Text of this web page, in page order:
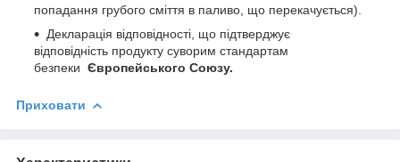
попадання грубого сміття в паливо, що перекачується).
Декларація відповідності, що підтверджує
відповідність продукту суворим стандартам
безпеки Європейського Союзу.
Приховати